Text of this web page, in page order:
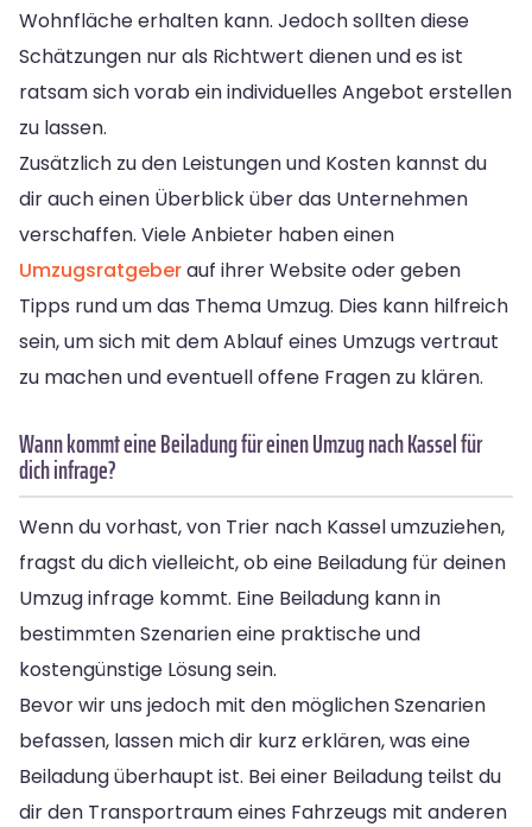
Wohnfläche erhalten kann. Jedoch sollten diese
Schätzungen nur als Richtwert dienen und es ist
ratsam sich vorab ein individuelles Angebot erstellen
zu lassen.
Zusätzlich zu den Leistungen und Kosten kannst du
dir auch einen Überblick über das Unternehmen
verschaffen. Viele Anbieter haben einen
Umzugsratgeberauf ihrer Website oder geben
Tipps rund um das Thema Umzug. Dies kann hilfreich
sein, um sich mit dem Ablauf eines Umzugs vertraut
zu machen und eventuell offene Fragen zu klären.
Wann kommt eine Beiladung für einen Umzug nach Kassel für
dich infrage?
Wenn du vorhast, von Trier nach Kassel umzuziehen,
fragst du dich vielleicht, ob eine Beiladung für deinen
Umzug infrage kommt. Eine Beiladung kann in
bestimmten Szenarien eine praktische und
kostengünstige Lösung sein.
Bevor wir uns jedoch mit den möglichen Szenarien
befassen, lassen mich dir kurz erklären, was eine
Beiladung überhaupt ist. Bei einer Beiladung teilst du
dir den Transportraum eines Fahrzeugs mit anderen